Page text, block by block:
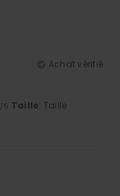
Achat vérifié
/5 Taille: Taille